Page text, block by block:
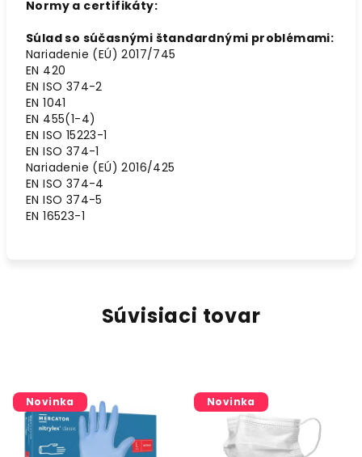
Normy a certifikáty:
Súlad so súčasnými štandardnými problémami:
Nariadenie (EÚ) 2017/745
EN 420
EN ISO 374-2
EN 1041
EN 455(1-4)
EN ISO 15223-1
EN ISO 374-1
Nariadenie (EÚ) 2016/425
EN ISO 374-4
EN ISO 374-5
EN 16523-1
Súvisiaci tovar
Novinka Novinka